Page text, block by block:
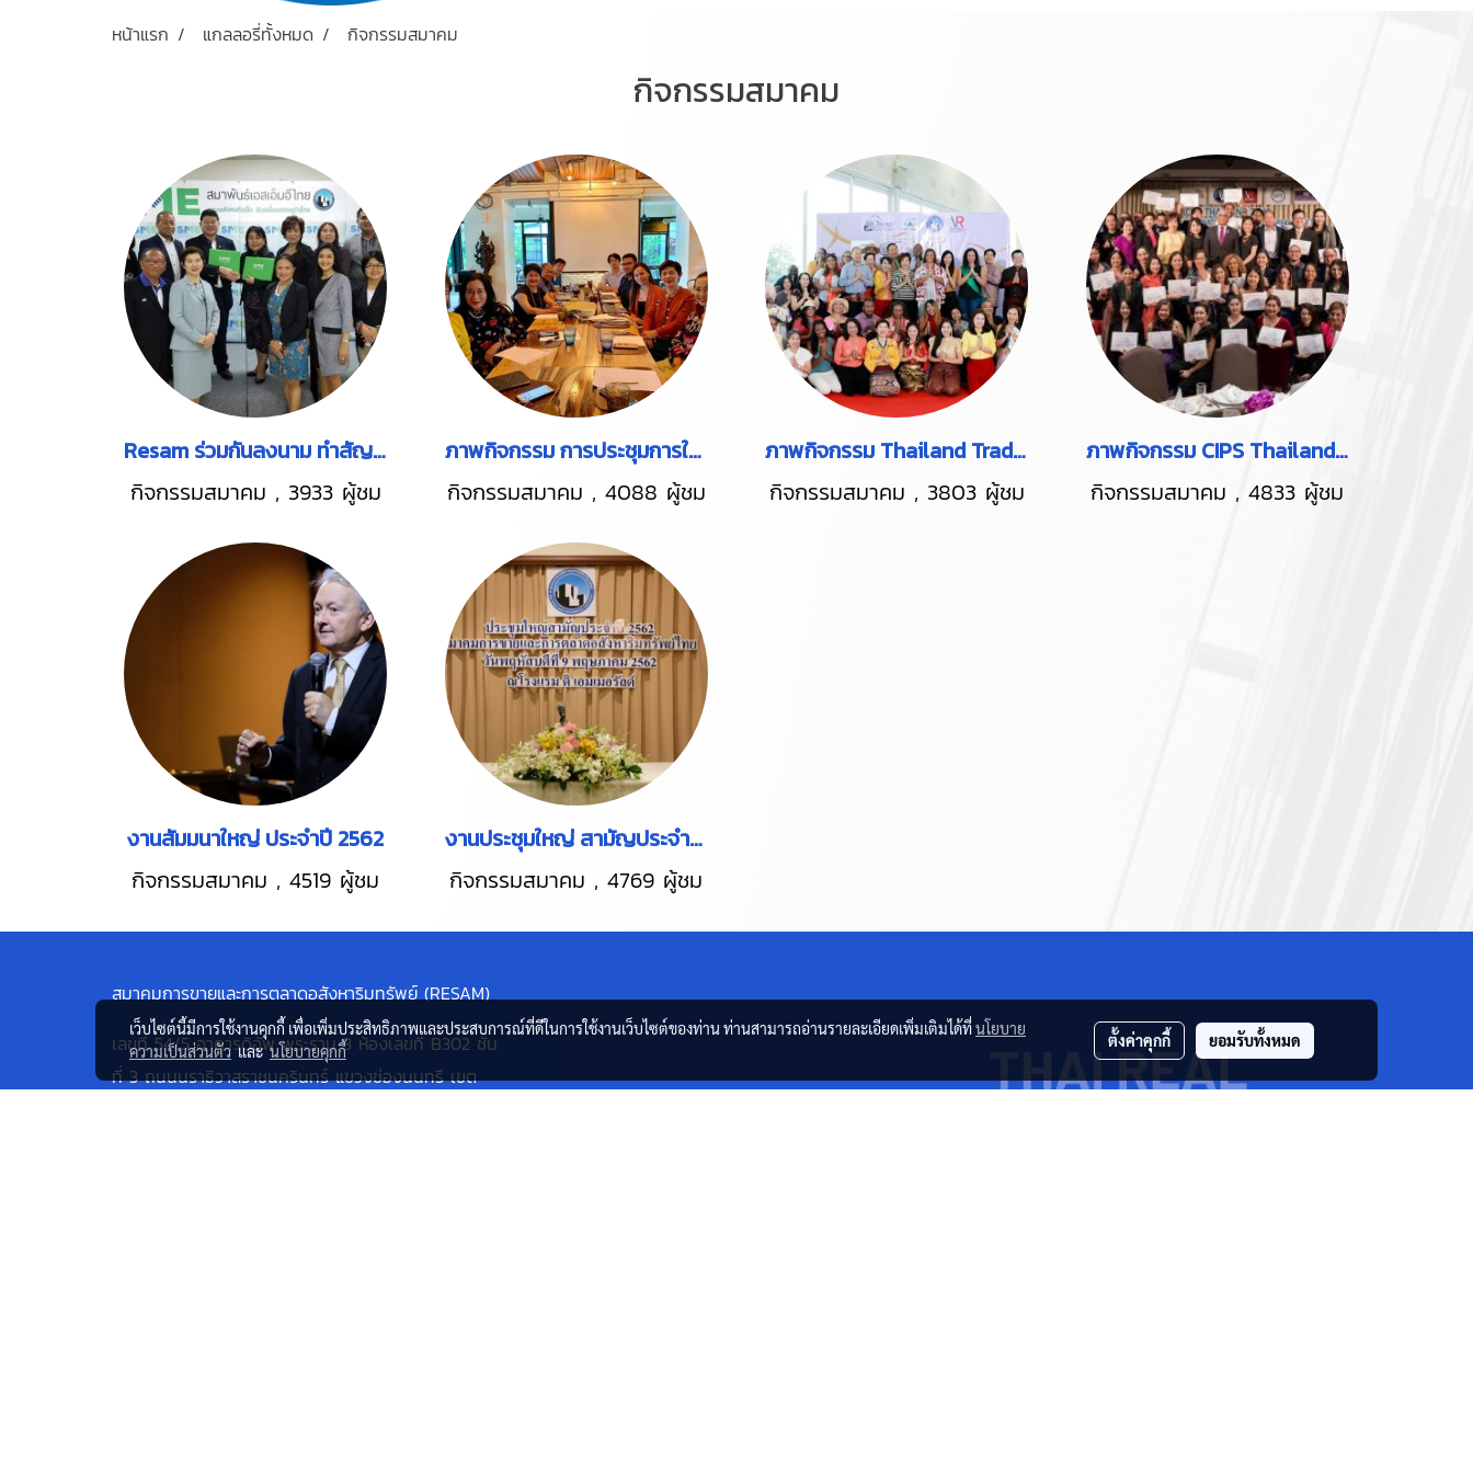
หน้าแรก แกลลอรี่ทั้งหมด กิจกรรมสมาคม
กิจกรรมสมาคม
Resam ร่วมกันลงนาม ทำสัญญาข้อตกลง MOU กับสมาพันธ์ SME ภาคกลาง
กิจกรรมสมาคม , 3933 ผู้ชม
ภาพกิจกรรม การประชุมการใช้ สื่อประชาสัมพันธ์ ทางออนไลน์
กิจกรรมสมาคม , 4088 ผู้ชม
ภาพกิจกรรม Thailand Trade Mission by CAR Chicago Association of Realtors at Ayutthaya City Prak
กิจกรรมสมาคม , 3803 ผู้ชม
ภาพกิจกรรม CIPS Thailand 2019
กิจกรรมสมาคม ,4833 ผู้ชม
งานสัมมนาใหญ่ ประจำปี 2562
กิจกรรมสมาคม ,4519 ผู้ชม
งานประชุมใหญ่ สามัญประจำปี 2562
กิจกรรมสมาคม ,4769 ผู้ชม
สมาคมการขายและการตลาดอสังหาริมทรัพย์ (RESAM)
เลขที่ 54/5 อาคารดิอัพ พระราม 3 ห้องเลขที่ B302 ชั้น
ที่ 3 ถนนนราธิวาสราชนครินทร์ แขวงช่องนนทรี เขต
เว็บไซต์นี้มีการใช้งานคุกกี้ เพื่อเพิ่มประสิทธิภาพและประสบการณ์ที่ดีในการใช้งานเว็บไซต์ของท่าน ท่านสามารถอ่านรายละเอียดเพิ่มเติมได้ที่นโยบาย
ความเป็นส่วนตัวและนโยบายคุกกี้
ตั้งค่าคุกกี้ ยอมรับทั้งหมด